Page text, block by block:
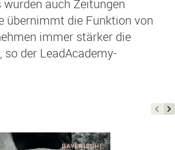
auch Zeitungen
übernimmt die Funktion von
immer stärker die
der LeadAcademy-